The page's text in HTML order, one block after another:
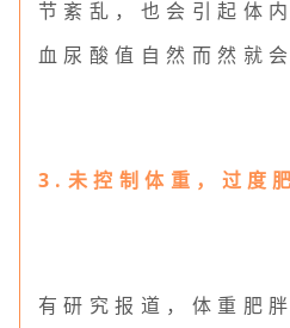
节紊乱，也会引起体
血尿酸值自然而然就
3.未控制体重，过度
有研究报道，体重肥